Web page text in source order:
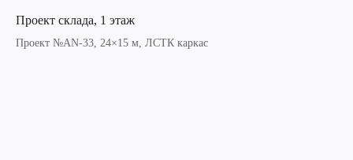
Проект склада, 1 этаж
Проект №AN-33, 24×15 м, ЛСТК каркас